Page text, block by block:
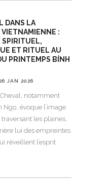
DANS LA
:
SPIRITUEL,
ET RITUEL AU
PRINTEMPS BÍNH
JAN 2026
Cheval, notamment
Ngọ, évoque l’image
traversant les plaines,
lui des empreintes
réveillent l’esprit